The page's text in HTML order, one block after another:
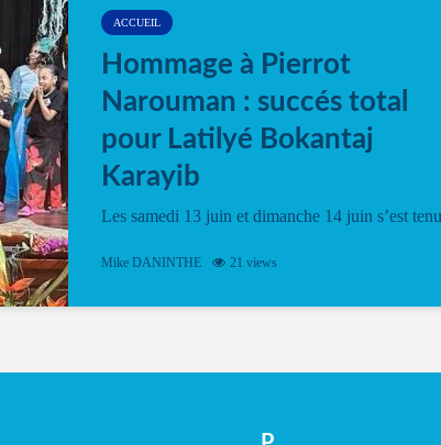
ACCUEIL
Hommage à Pierrot
Narouman : succés total
pour Latilyé Bokantaj
Karayib
Les samedi 13 juin et dimanche 14 juin s’est tenu
vibrant à Pierrot Narouman, organisé par
spectacle de fin d’année, présenté à la salle...
Mike DANINTHE 21 views